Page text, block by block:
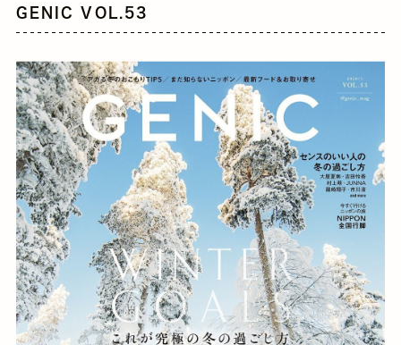
GENIC VOL.53